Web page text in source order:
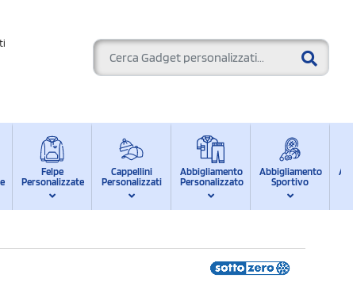
Felpe
Personalizzate
Cappellini
Personalizzati
Abbigliamento
Personalizzato
Abbigliamento
Sportivo